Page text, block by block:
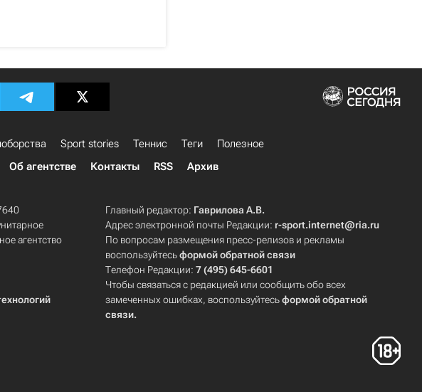
Sport stories Теннис Теги
Полезное
Об агентстве Контакты RSS Архив
агентство
Главный редактор: Гаврилова А.В.
Адрес электронной почты Редакции: r-sport.internet@ria.ru
По вопросам размещения пресс-релизов и рекламы
воспользуйтесьформой обратной связи
Телефон Редакции:7 (495) 645-6601
Чтобы связаться с редакцией или сообщить обо всех
замеченных ошибках, воспользуйтесьформой обратной
связи.